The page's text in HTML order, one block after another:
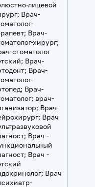
лицевой
Врач-
Врач-
хирург;
стоматолог
Врач-
Врач-
Врач-
врач-
Врач-
Врач
Врач -
Врач -
Врач